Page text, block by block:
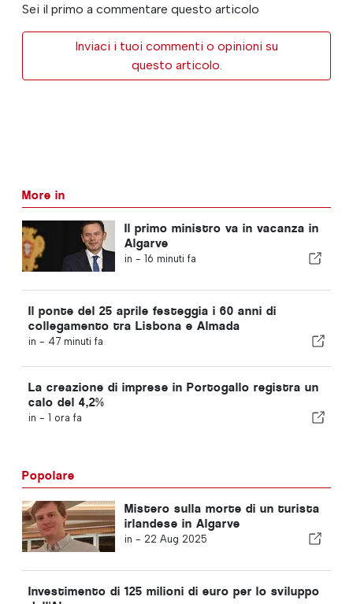
Sei il primo a commentare questo articolo
Inviaci i tuoi commenti o opinioni su
questo articolo.
More in
Il primo ministro va in vacanza in
Algarve
in - 16 minuti fa
Il ponte del 25 aprile festeggia i 60 anni di
collegamento tra Lisbona e Almada
in - 47 minuti fa
La creazione di imprese in Portogallo registra un
calo del 4,2%
in - 1 ora fa
Popolare
Mistero sulla morte di un turista
irlandese in Algarve
in - 22 Aug 2025
Investimento di 125 milioni di euro per lo sviluppo